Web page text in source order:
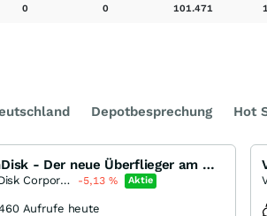
0
0
101.471
Depotbesprechung Hot
SanDisk - Der neue Überflieger am Markt für Speicherchips
SanDisk Corporation -5,13% Aktie
Aufrufe heute